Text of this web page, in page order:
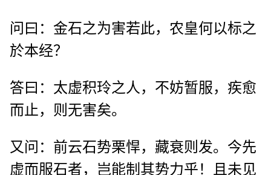
问曰：金石之为害若此，农皇何以标之
於本经？
答曰：太虚积玲之人，不妨暂服，疾愈
而止，则无害矣。
又问：前云石势栗悍，藏衰则发。今先
虚而服石者，岂能制其势力乎！且未见